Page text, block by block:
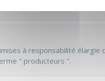
peut être soumise à
à responsabilité élargie
" producteurs ".